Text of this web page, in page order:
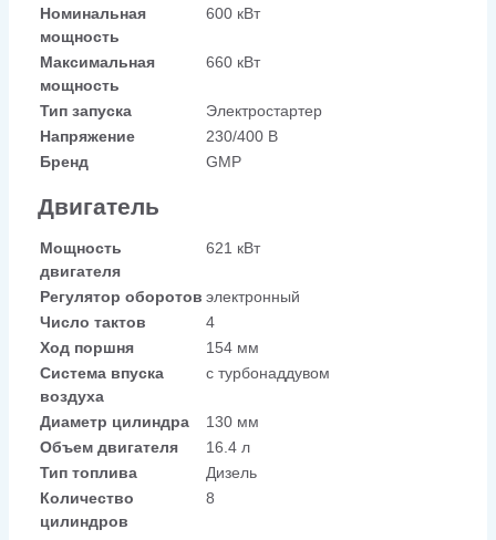
Номинальная
мощность
600 кВт
Максимальная
мощность
660 кВт
Тип запуска
Электростартер
Напряжение
230/400 В
Бренд
GMP
Двигатель
Мощность
двигателя
621 кВт
Регулятор оборотов электронный
Число тактов
4
Ход поршня
154 мм
Система впуска
воздуха
с турбонаддувом
Диаметр цилиндра
130 мм
Объем двигателя
16.4 л
Тип топлива
Дизель
Количество
цилиндров
8